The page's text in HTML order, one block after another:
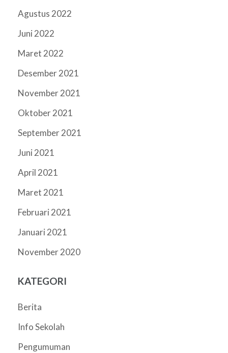
Agustus 2022
Juni 2022
Maret 2022
Desember 2021
November 2021
Oktober 2021
September 2021
Juni 2021
April 2021
Maret 2021
Februari 2021
Januari 2021
November 2020
KATEGORI
Berita
Info Sekolah
Pengumuman